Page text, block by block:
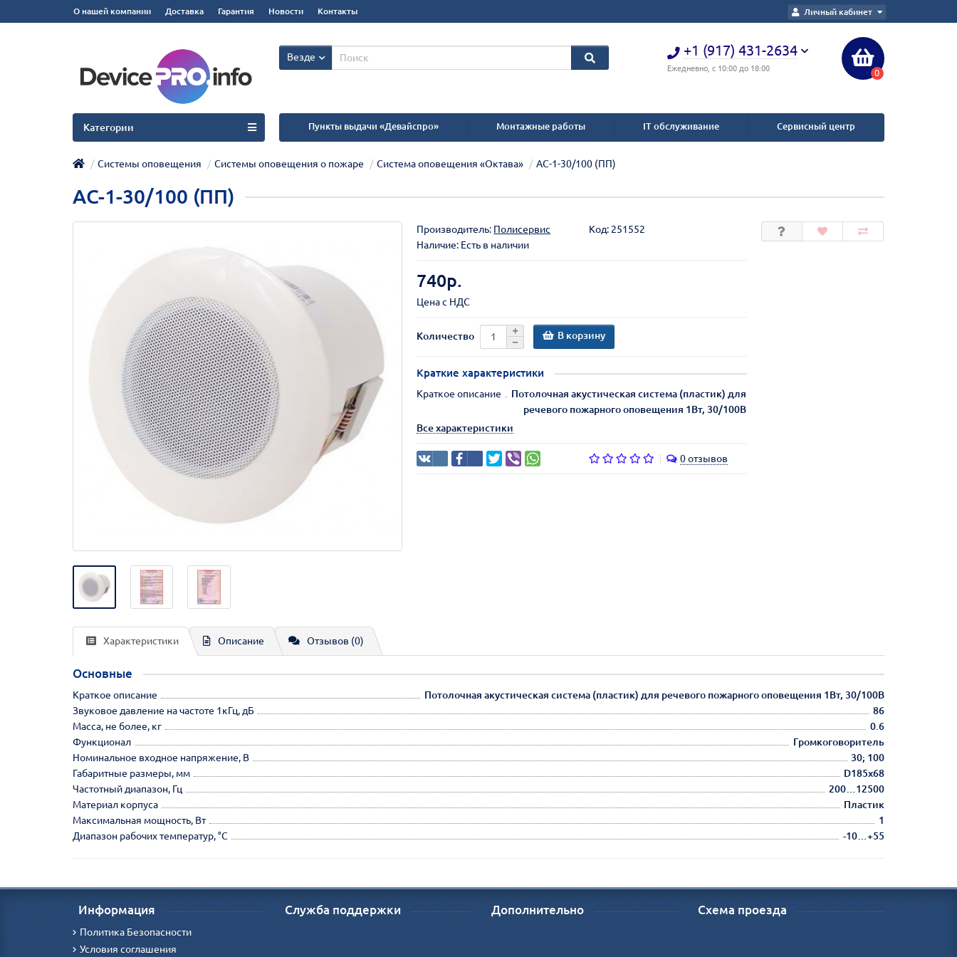
Личный кабинет
О нашей компании Доставка Гарантия Новости Контакты
+1 (917) 431-2634
Ежедневно, с 10:00 до 18:00 0
Везде
Пункты выдачи «Девайспро» Монтажные работы IT обслуживание Сервисный центр
Категории
Системы оповещения Системы оповещения о пожаре Система оповещения «Октава» АС-1-30/100 (ПП)
АС-1-30/100 (ПП)
Производитель: Полисервис Код: 251552
Наличие: Есть в наличии
740р.
Цена с НДС
Количество В корзину
Краткие характеристики
Краткое описание
Потолочная акустическая система (пластик) для
речевого пожарного оповещения 1Вт, 30/100В
Все характеристики
0 отзывов
Характеристики Описание Отзывов (0)
Основные
Краткое описание
Потолочная акустическая система (пластик) для речевого пожарного оповещения 1Вт, 30/100В
Звуковое давление на частоте 1кГц, дБ
86
Масса, не более, кг
0.6
Функционал
Громкоговоритель
Номинальное входное напряжение, В
30; 100
Габаритные размеры, мм
D185х68
Частотный диапазон, Гц
200…12500
Материал корпуса
Пластик
Максимальная мощность, Вт
1
Диапазон рабочих температур, °С
-10…+55
Информация
Политика Безопасности
Условия соглашения
Служба поддержки Дополнительно Схема проезда